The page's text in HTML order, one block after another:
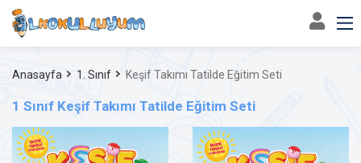
Anasayfa 1. Sınıf Keşif Takımı Tatilde Eğitim Seti
1 Sınıf Keşif Takımı Tatilde Eğitim Seti